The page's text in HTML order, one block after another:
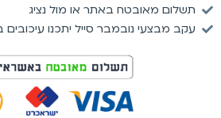
תשלום מאובטח באתר או מול נציג
עקב מבצעי נובמבר סייל יתכנו